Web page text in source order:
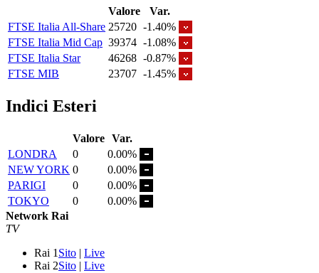
Valore
Var.
FTSE Italia All-Share 25720 -1.40%
FTSE Italia Mid Cap 39374 -1.08%
FTSE Italia Star
46268 -0.87%
FTSE MIB
23707 -1.45%
Indici Esteri
Valore Var.
LONDRA
0
0.00%
NEW YORK 0
0.00%
PARIGI
0
0.00%
TOKYO
0
0.00%
Network Rai
TV
Rai 1 Sito | Live
Rai 2Sito | Live